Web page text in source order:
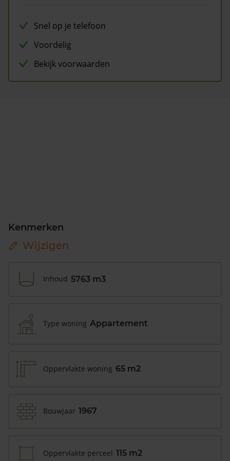
Snel op je telefoon
Voordelig
Bekijk voorwaarden
Kenmerken
Wijzigen
Inhoud 5763 m3
Type woning Appartement
Oppervlakte woning 65 m2
Bouwjaar 1967
Oppervlakte perceel 115 m2